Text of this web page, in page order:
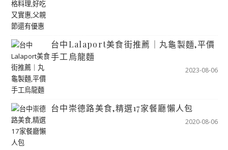
台中Lalaport美食街推薦｜丸龜製麵,平價
手工烏龍麵
2023-08-06
台中崇德路美食,精選17家餐廳懶人包
2020-08-06